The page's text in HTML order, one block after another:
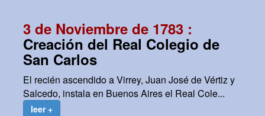
3 de Noviembre de 1783 :
Creación del Real Colegio de
San Carlos
El recién ascendido a Virrey, Juan José de Vértiz y
Salcedo, instala en Buenos Aires el Real Cole...
leer +